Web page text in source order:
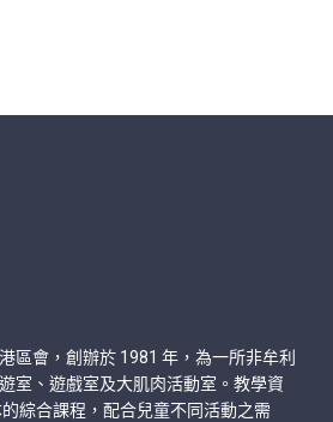
區會，創辦於 1981 年，為一所非牟利
室、遊戲室及大肌肉活動室。教學資
綜合課程，配合兒童不同活動之需